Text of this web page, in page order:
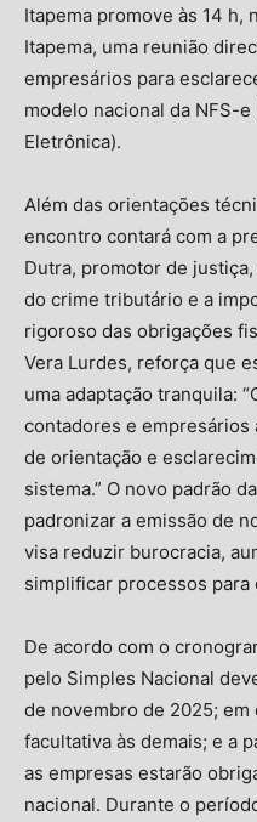
Itapema promove às 14 h,
Itapema, uma reunião
empresários para
modelo nacional da NFS-
Eletrônica).
Além das orientações
encontro contará com a
Dutra, promotor de
do crime tributário e a
rigoroso das obrigações
Vera Lurdes, reforça que
uma adaptação tranquila:
contadores e
de orientação e
sistema.” O novo padrão
padronizar a emissão de
visa reduzir burocracia,
simplificar processos
De acordo com o
pelo Simples Nacional
de novembro de 2025; em
facultativa às demais; e a
as empresas estarão
nacional. Durante o